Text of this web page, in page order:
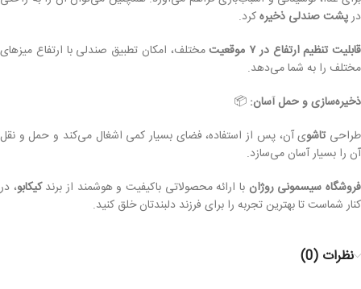
درپشت صندلی ذخیرهکرد.
قابلیت تنظیم ارتفاع در ۷ موقعیت
مختلف، امکان تطبیق صندلی با ارتفاع میزهای
مختلف را به شما می‌دهد.
ذخیره‌سازی و حمل آسان: 📦
طراحی تاشوی آن، پس از استفاده، فضای بسیار کمی اشغال می‌کند و حمل و نقل
آن را بسیار آسان می‌سازد.
فروشگاه سیسمونی روژان با ارائه محصولاتی باکیفیت و هوشمند از برندکیکابو، در
کنار شماست تا بهترین تجربه را برای فرزند دلبندتان خلق کنید.
نظرات (0)